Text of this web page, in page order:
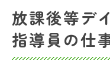
放課後等デ
指導員の仕